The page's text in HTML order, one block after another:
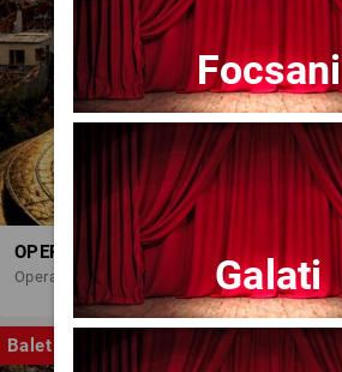
Opera Brasov
Balet
Focsani
Galati